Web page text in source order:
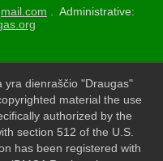
. Administrative:
dienraščio "Draugas"
material the use
authorized by the
section 512 of the U.S.
has been registered with